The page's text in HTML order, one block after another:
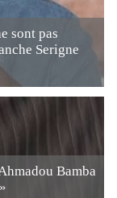
sont pas
Serigne
Bamba